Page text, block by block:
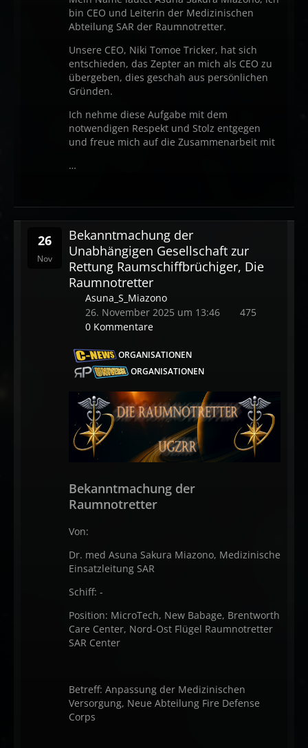
bin CEO und Leiterin der Medizinischen
Abteilung SAR der Raumnotretter.
Unsere CEO, Niki Tomoe Tricker, hat sich
entschieden, das Zepter an mich als CEO zu
übergeben, dies geschah aus persönlichen
Gründen.
Ich nehme diese Aufgabe mit dem
notwendigen Respekt und Stolz entgegen
und freue mich auf die Zusammenarbeit mit
…
26
Nov
Bekanntmachung der
Unabhängigen Gesellschaft zur
Rettung Raumschiffbrüchiger, Die
Raumnotretter
Asuna_S_Miazono
26. November 2025 um 13:46
475
0 Kommentare
ORGANISATIONEN
ORGANISATIONEN
Bekanntmachung der
Raumnotretter
Von:
Dr. med Asuna Sakura Miazono, Medizinische
Einsatzleitung SAR
Schiff: -
Position: MicroTech, New Babage, Brentworth
Care Center, Nord-Ost Flügel Raumnotretter
SAR Center
Betreff: Anpassung der Medizinischen
Versorgung, Neue Abteilung Fire Defense
Corps